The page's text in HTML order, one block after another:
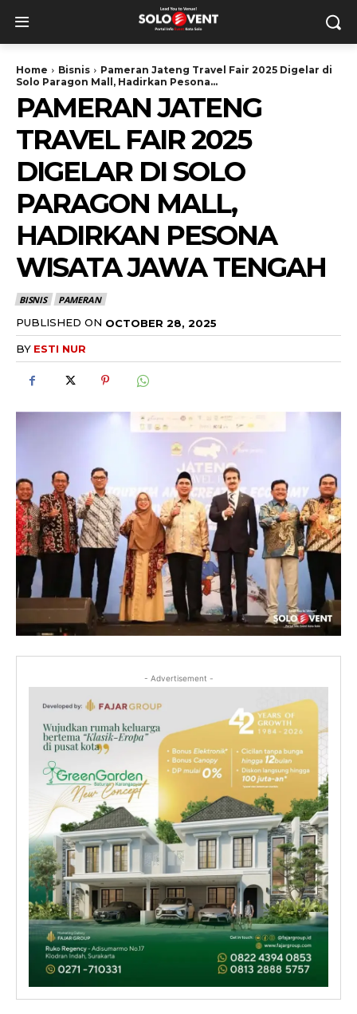
Home Bisnis
Pameran Jateng Travel Fair 2025 Digelar di
Solo Paragon Mall, Hadirkan Pesona...
PAMERAN JATENG
TRAVEL FAIR 2025
DIGELAR DI SOLO
PARAGON MALL,
HADIRKAN PESONA
WISATA JAWA TENGAH
BISNIS PAMERAN
PUBLISHED ON OCTOBER 28, 2025
BY ESTI NUR
- Advertisement -